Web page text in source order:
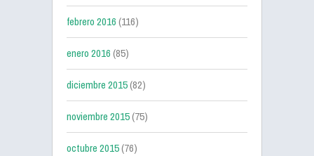
febrero 2016(116)
enero 2016(85)
diciembre 2015(82)
noviembre 2015(75)
octubre 2015(76)